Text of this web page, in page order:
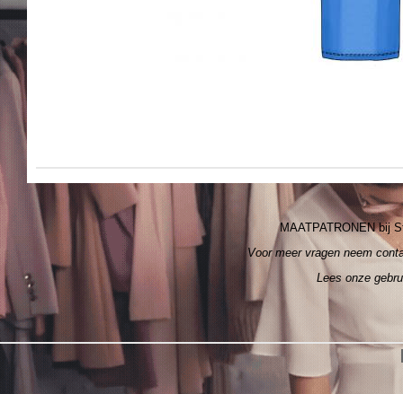
MAATPATRONEN bij
Voor meer vragen neem
Lees onze